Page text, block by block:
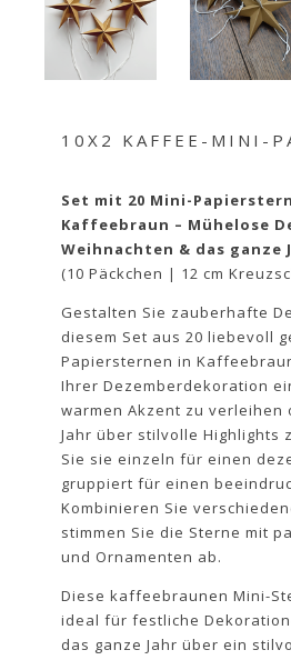
10X2 KAFFEE-MINI-
Set mit 20 Mini-
Kaffeebraun – Mühelose
Weihnachten & das ganze
(10 Päckchen | 12 cm
Gestalten Sie zauberhafte
diesem Set aus 20 liebevoll
Papiersternen in
Ihrer Dezemberdekoration
warmen Akzent zu verleihen
Jahr über stilvolle Highlights
Sie sie einzeln für einen
gruppiert für einen
Kombinieren Sie
stimmen Sie die Sterne mit
und Ornamenten ab.
Diese kaffeebraunen Mini-
ideal für festliche
das ganze Jahr über ein